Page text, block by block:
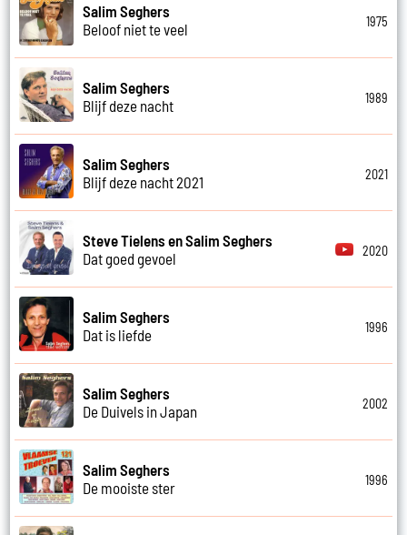
Salim Seghers
Beloof niet te veel
1975
Salim Seghers
Blijf deze nacht
1989
Salim Seghers
Blijf deze nacht 2021
2021
Steve Tielens en Salim Seghers
Dat goed gevoel
2020
Salim Seghers
Dat is liefde
1996
Salim Seghers
De Duivels in Japan
2002
Salim Seghers
De mooiste ster
1996